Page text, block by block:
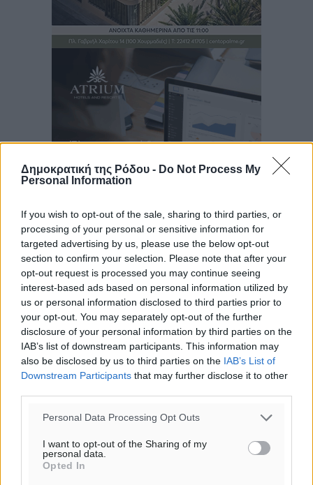
Δημοκρατική της Ρόδου - Do Not Process My
Personal Information
If you wish to opt-out of the sale, sharing to third parties, or
processing of your personal or sensitive information for
targeted advertising by us, please use the below opt-out
section to confirm your selection. Please note that after your
opt-out request is processed you may continue seeing
interest-based ads based on personal information utilized by
us or personal information disclosed to third parties prior to
your opt-out. You may separately opt-out of the further
disclosure of your personal information by third parties on the
IAB’s list of downstream participants. This information may
also be disclosed by us to third parties on the IAB’s List of
Downstream Participants that may further disclose it to other
Personal Data Processing Opt Outs
I want to opt-out of the Sharing of my
personal data.
Opted In
Ροή ειδήσεων
Γ’ Εθνική Κατηγορία: Οι ημερομηνίες των
αγωνιστικών της κανονικής περιόδου
Αθλητικά• πριν 4 ώρες
Συνελήφθησαν δύο άτομα στην Κάρπαθο για άγρα
πελατών
Τοπικές Ειδήσεις• πριν 4 ώρες
Χωρίς υποχρεωτική παρουσία μικρών στη 12άδα
Ο Πελεκάνος, οι ανεμογεννήτριες και μια κοινότητα